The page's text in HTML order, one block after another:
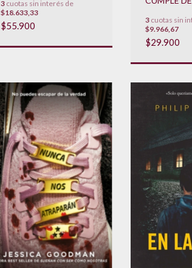
3 cuotas sin interés de
$18.633,33
$55.900
3cuotas sin
$9.966,67
$29.900